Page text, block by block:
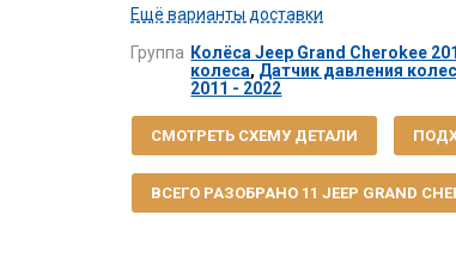
Ещё варианты доставки
Группа Колёса Jeep Grand Cherokee
колеса, Датчик давления
2011 - 2022
СМОТРЕТЬ СХЕМУ ДЕТАЛИ
ВСЕГО РАЗОБРАНО 11 JEEP GRAND